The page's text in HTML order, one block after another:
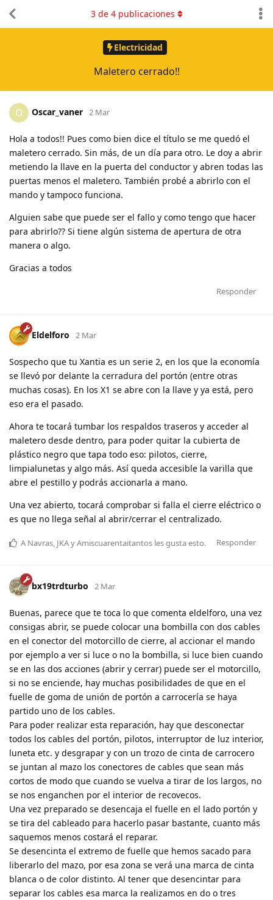
Electricidad
Maletero cerrado!!
3de 4publicaciones
O Oscar_vaner 2 Mar
Hola a todos!! Pues como bien dice el título se me quedó el
maletero cerrado. Sin más, de un día para otro. Le doy a abrir
metiendo la llave en la puerta del conductor y abren todas las
puertas menos el maletero. También probé a abrirlo con el
mando y tampoco funciona.
Alguien sabe que puede ser el fallo y como tengo que hacer
para abrirlo?? Si tiene algún sistema de apertura de otra
manera o algo.
Gracias a todos
Responder
Eldelforo 2 Mar
Sospecho que tu Xantia es un serie 2, en los que la economía
se llevó por delante la cerradura del portón (entre otras
muchas cosas). En los X1 se abre con la llave y ya está, pero
eso era el pasado.
Ahora te tocará tumbar los respaldos traseros y acceder al
maletero desde dentro, para poder quitar la cubierta de
plástico negro que tapa todo eso: pilotos, cierre,
limpialunetas y algo más. Así queda accesible la varilla que
abre el pestillo y podrás accionarla a mano.
Una vez abierto, tocará comprobar si falla el cierre eléctrico o
es que no llega señal al abrir/cerrar el centralizado.
Responder
A Navras, JKAyAmiscuarentaitantos les gusta esto.
bx19trdturbo 2 Mar
Buenas, parece que te toca lo que comenta eldelforo, una vez
consigas abrir, se puede colocar una bombilla con dos cables
en el conector del motorcillo de cierre, al accionar el mando
por ejemplo a ver si luce o no la bombilla, si luce bien cuando
se en las dos acciones (abrir y cerrar) puede ser el motorcillo,
si no se enciende, hay muchas posibilidades de que en el
fuelle de goma de unión de portón a carrocería se haya
partido uno de los cables.
Para poder realizar esta reparación, hay que desconectar
todos los cables del portón, pilotos, interruptor de luz interior,
luneta etc. y desgrapar y con un trozo de cinta de carrocero
se juntan al mazo los conectores de cables que sean más
cortos de modo que cuando se vuelva a tirar de los largos, no
se nos enganchen por el interior de recovecos.
Una vez preparado se desencaja el fuelle en el lado portón y
se tira del cableado para hacerlo pasar bastante, cuanto más
saquemos menos costará el reparar.
Se desencinta el extremo de fuelle que hemos sacado para
liberarlo del mazo, por esa zona se verá una marca de cinta
blanca o de color distinto. Al tener que desencintar para
separar los cables esa marca la realizamos en do o tres